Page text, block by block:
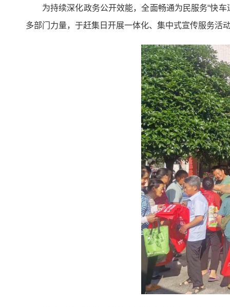
为持续深化政务公开效能，全面畅通为民服务“快
多部门力量，于赶集日开展一体化、集中式宣传服务活